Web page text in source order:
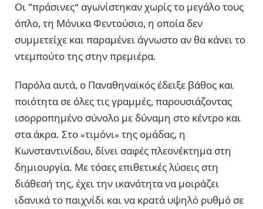
Οι “πράσινες” αγωνίστηκαν χωρίς το μεγάλο τους
όπλο, τη Μόνικα Φεντούσιο, η οποία δεν
συμμετείχε και παραμένει άγνωστο αν θα κάνει το
ντεμπούτο της στην πρεμιέρα.
Παρόλα αυτά, ο Παναθηναϊκός έδειξε βάθος και
ποιότητα σε όλες τις γραμμές, παρουσιάζοντας
ισορροπημένο σύνολο με δύναμη στο κέντρο και
στα άκρα. Στο «τιμόνι» της ομάδας, η
Κωνσταντινίδου, δίνει σαφές πλεονέκτημα στη
δημιουργία. Με τόσες επιθετικές λύσεις στη
διάθεσή της, έχει την ικανότητα να μοιράζει
ιδανικά το παιχνίδι και να κρατά υψηλό ρυθμό σε